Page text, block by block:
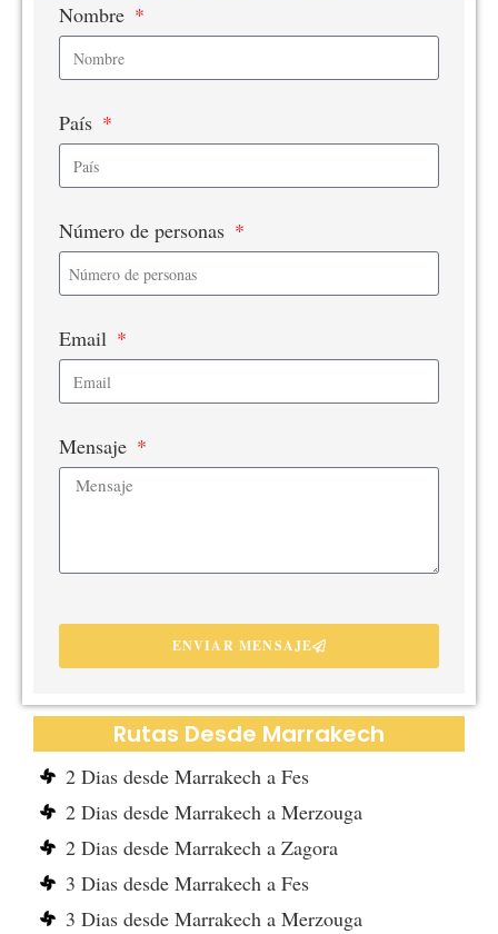
Nombre
País
Número de personas
Email
Mensaje
ENVIAR MENSAJE
Rutas Desde Marrakech
2 Dias desde Marrakech a Fes
2 Dias desde Marrakech a Merzouga
2 Dias desde Marrakech a Zagora
3 Dias desde Marrakech a Fes
3 Dias desde Marrakech a Merzouga